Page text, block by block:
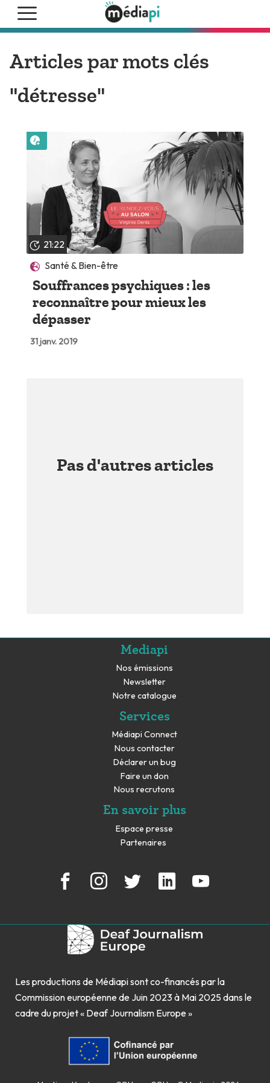
Articles par mots clés
"détresse"
21:22
Santé & Bien-être
Souffrances psychiques : les
reconnaître pour mieux les
dépasser
31 janv. 2019
Pas d'autres articles
Mediapi
Nos émissions
Newsletter
Notre catalogue
Services
Médiapi Connect
Nous contacter
Déclarer un bug
Faire un don
Nous recrutons
En savoir plus
Espace presse
Partenaires
Les productions de Médiapi sont co-financés par la
Commission européenne de Juin 2023 à Mai 2025 dans le
cadre du projet « Deaf Journalism Europe »